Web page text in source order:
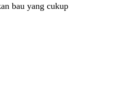
bau yang cukup